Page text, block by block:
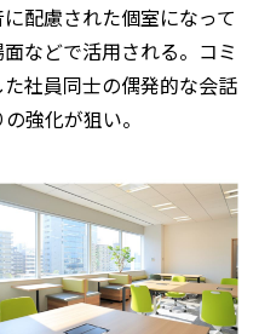
配慮された個室になって
などで活用される。コミ
社員同士の偶発的な会話
強化が狙い。